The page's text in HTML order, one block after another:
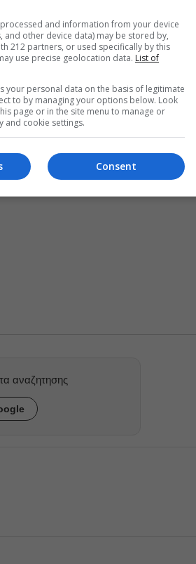
αναζητησης
and information from your device
and other device data) may be stored by,
212 partners, or used specifically by this
use precise geolocation data. List of
your personal data on the basis of legitimate
to by managing your options below. Look
page or in the site menu to manage or
and cookie settings.
Consent